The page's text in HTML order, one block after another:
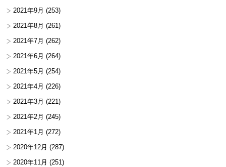
2021年9月 (253)
2021年8月 (261)
2021年7月 (262)
2021年6月 (264)
2021年5月 (254)
2021年4月 (226)
2021年3月 (221)
2021年2月 (245)
2021年1月 (272)
2020年12月 (287)
2020年11月 (251)